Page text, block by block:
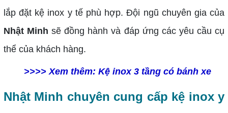
lắp đặt kệ inox y tế phù hợp. Đội ngũ chuyên gia của
Nhật Minh sẽ đồng hành và đáp ứng các yêu cầu cụ
thể của khách hàng.
>>>> Xem thêm: Kệ inox 3 tầng có bánh xe
Nhật Minh chuyên cung cấp kệ inox y